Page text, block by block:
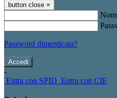
button close ×
Password dimenticata?
-
Entra con SPID Entra con CIE